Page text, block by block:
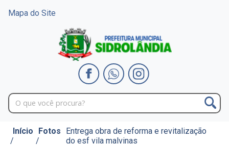
Mapa do Site
Início
/
Fotos
/
Entrega obra de reforma e revitalização
do esf vila malvinas